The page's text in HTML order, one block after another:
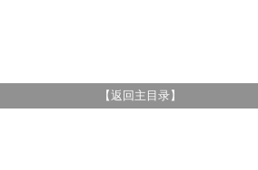
【返回主目录】